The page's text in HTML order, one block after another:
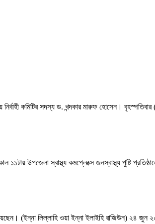
কমিটির সদস্য ড. খন্দকার মারুফ হোসেন।
উপজেলা স্বাস্থ্য কমপ্লেক্সে জনস্বাস্থ্য পুষ্টি
(ইন্না লিল্লাহি ওয়া ইন্না ইলাইহি রাজিউন) ২৪ জুন